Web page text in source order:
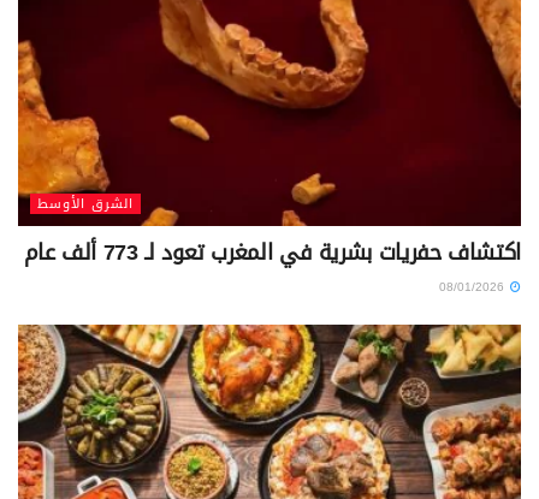
الشرق الأوسط
اكتشاف حفريات بشرية في المغرب تعود لـ 773 ألف عام